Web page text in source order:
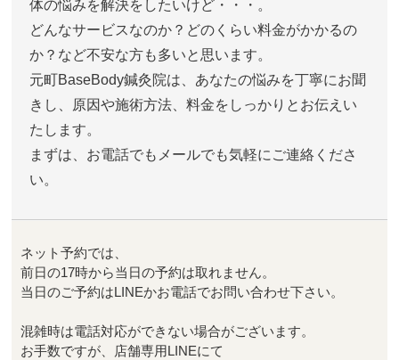
体の悩みを解決をしたいけど・・・。
どんなサービスなのか？どのくらい料金がかかるの
か？など不安な方も多いと思います。
元町BaseBody鍼灸院は、あなたの悩みを丁寧にお聞
きし、原因や施術方法、料金をしっかりとお伝えい
たします。
まずは、お電話でもメールでも気軽にご連絡くださ
い。
ネット予約では、
前日の17時から当日の予約は取れません。
当日のご予約はLINEかお電話でお問い合わせ下さい。
混雑時は電話対応ができない場合がございます。
お手数ですが、店舗専用LINEにて